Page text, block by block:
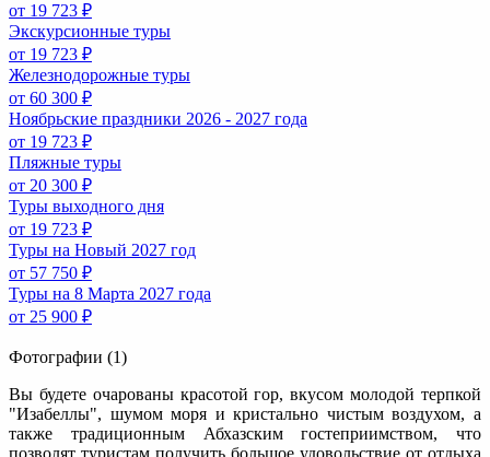
от 19 723 ₽
Экскурсионные туры
от 19 723 ₽
Железнодорожные туры
от 60 300 ₽
Ноябрьские праздники 2026 - 2027 года
от 19 723 ₽
Пляжные туры
от 20 300 ₽
Туры выходного дня
от 19 723 ₽
Туры на Новый 2027 год
от 57 750 ₽
Туры на 8 Марта 2027 года
от 25 900 ₽
Фотографии (1)
Вы будете очарованы красотой гор, вкусом молодой терпкой
"Изабеллы", шумом моря и кристально чистым воздухом, а
также традиционным Абхазским гостеприимством, что